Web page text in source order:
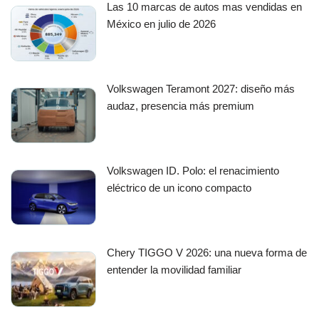
Las 10 marcas de autos mas vendidas en
México en julio de 2026
Volkswagen Teramont 2027: diseño más
audaz, presencia más premium
Volkswagen ID. Polo: el renacimiento
eléctrico de un icono compacto
Chery TIGGO V 2026: una nueva forma de
entender la movilidad familiar